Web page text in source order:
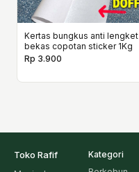
Kertas bungkus anti lengket
bekas copotan sticker 1Kg
Rp 3.900
Toko Rafif
Kategori